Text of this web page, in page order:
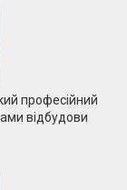
професійний
відбудови